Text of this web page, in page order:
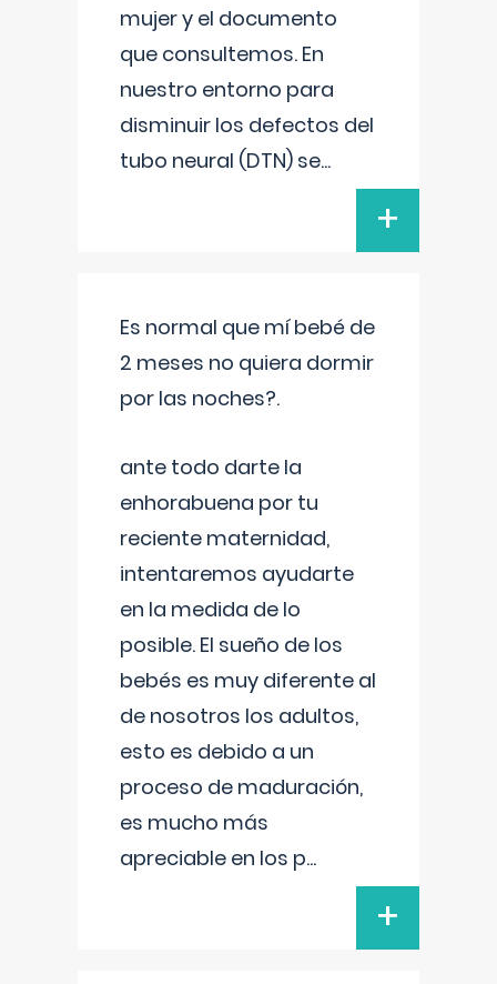
mujer y el documento
que consultemos. En
nuestro entorno para
disminuir los defectos del
tubo neural (DTN) se...
+
Es normal que mí bebé de
2 meses no quiera dormir
por las noches?.
ante todo darte la
enhorabuena por tu
reciente maternidad,
intentaremos ayudarte
en la medida de lo
posible. El sueño de los
bebés es muy diferente al
de nosotros los adultos,
esto es debido a un
proceso de maduración,
es mucho más
apreciable en los p...
+